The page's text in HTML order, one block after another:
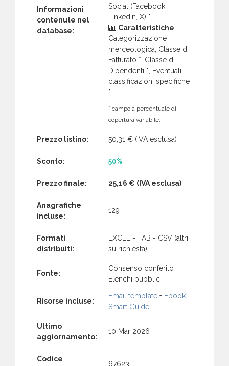
Informazioni
contenute nel
database:
Social (Facebook,
Linkedin, X) *
Caratteristiche:
Categorizzazione
merceologica, Classe di
Fatturato *, Classe di
Dipendenti *, Eventuali
classificazioni specifiche
*
* campo a percentuale di
copertura variabile.
Prezzo listino: 50,31 € (IVA esclusa)
Sconto: 50%
Prezzo finale: 25,16 € (IVA esclusa)
Anagrafiche
incluse:
129
Formati
distribuiti:
EXCEL - TAB - CSV (altri
su richiesta)
Fonte:
Consenso conferito +
Elenchi pubblici
Risorse incluse:
Email template + Ebook
Smart Guide
Ultimo
aggiornamento:
10 Mar 2026
Codice
67623